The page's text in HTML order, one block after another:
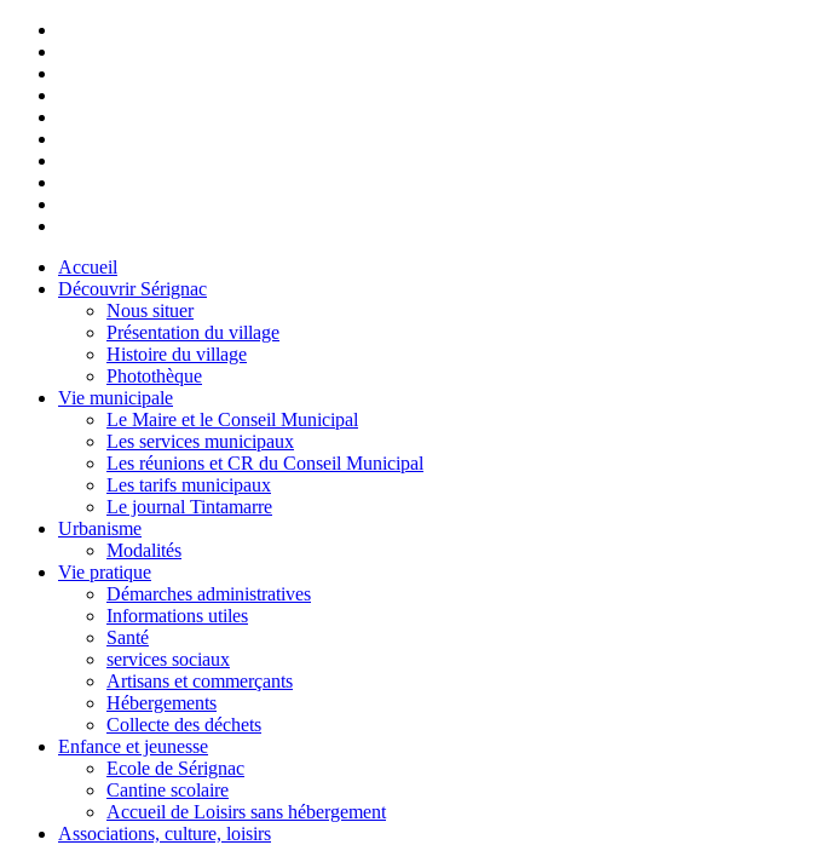
Accueil
Découvrir Sérignac
Nous situer
Présentation du village
Histoire du village
Photothèque
Vie municipale
Le Maire et le Conseil Municipal
Les services municipaux
Les réunions et CR du Conseil Municipal
Les tarifs municipaux
Le journal Tintamarre
Urbanisme
Modalités
Vie pratique
Démarches administratives
Informations utiles
Santé
services sociaux
Artisans et commerçants
Hébergements
Collecte des déchets
Enfance et jeunesse
Ecole de Sérignac
Cantine scolaire
Accueil de Loisirs sans hébergement
Associations, culture, loisirs